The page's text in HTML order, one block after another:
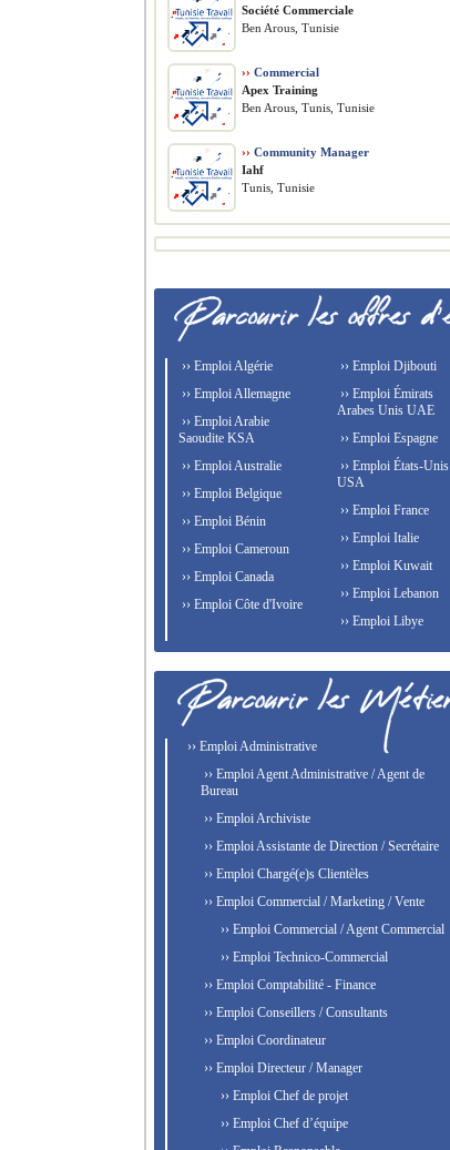
Société Commerciale
Ben Arous, Tunisie
›› Commercial
Apex Training
Ben Arous, Tunis, Tunisie
›› Community Manager
Iahf
Tunis, Tunisie
›› Emploi Algérie
›› Emploi Allemagne
›› Emploi Arabie
Saoudite KSA
›› Emploi Australie
›› Emploi Belgique
›› Emploi Bénin
›› Emploi Cameroun
›› Emploi Canada
›› Emploi Côte d'Ivoire
›› Emploi Djibouti
›› Emploi Émirats
Arabes Unis UAE
›› Emploi Espagne
›› Emploi États-Unis
USA
›› Emploi France
›› Emploi Italie
›› Emploi Kuwait
›› Emploi Lebanon
›› Emploi Libye
›› Emploi Administrative
›› Emploi Agent Administrative / Agent de
Bureau
›› Emploi Archiviste
›› Emploi Assistante de Direction / Secrétaire
›› Emploi Chargé(e)s Clientèles
›› Emploi Commercial / Marketing / Vente
›› Emploi Commercial / Agent Commercial
›› Emploi Technico-Commercial
›› Emploi Comptabilité - Finance
›› Emploi Conseillers / Consultants
›› Emploi Coordinateur
›› Emploi Directeur / Manager
›› Emploi Chef de projet
›› Emploi Chef d’équipe